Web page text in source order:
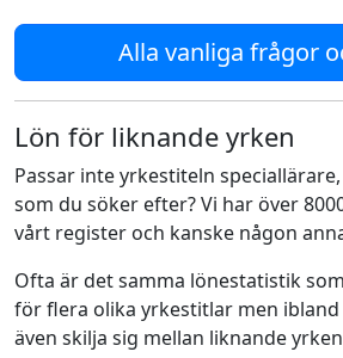
Alla vanliga frågor
Lön för liknande yrken
Passar inte yrkestiteln
som du söker efter? Vi har över
vårt register och kanske någon
Ofta är det samma lönestatistik
för flera olika yrkestitlar men
även skilja sig mellan liknande